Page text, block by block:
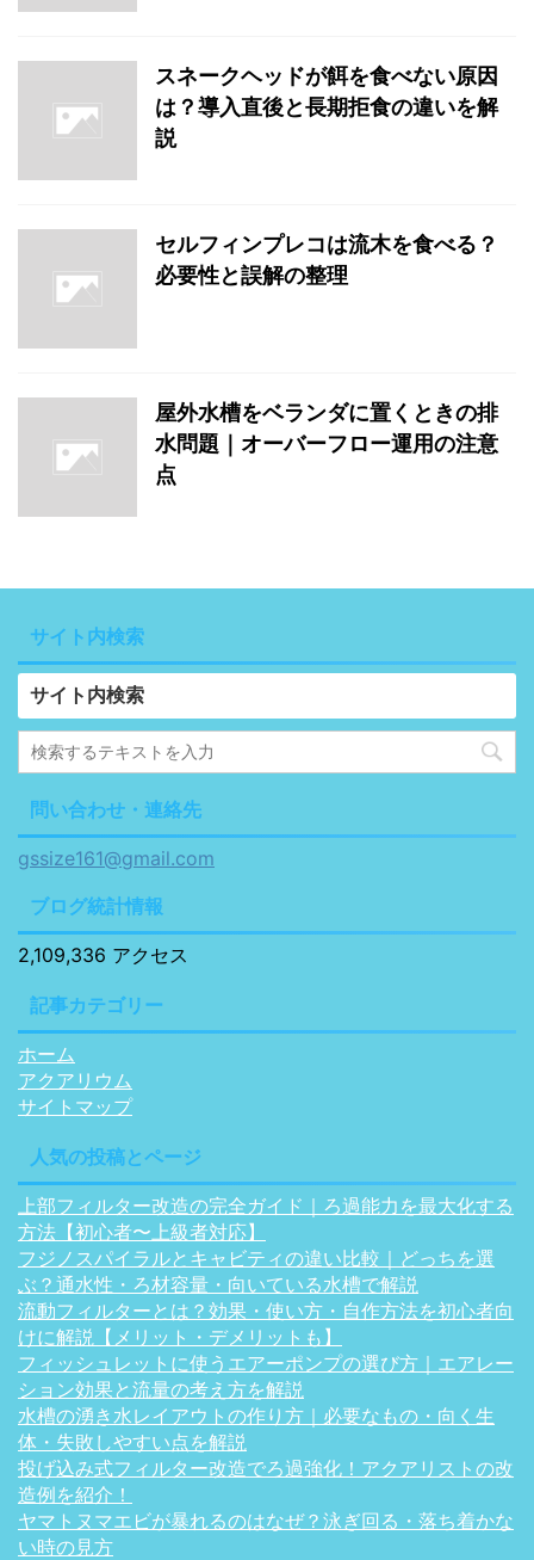
スネークヘッドが餌を食べない原因
は？導入直後と長期拒食の違いを解
説
セルフィンプレコは流木を食べる？
必要性と誤解の整理
屋外水槽をベランダに置くときの排
水問題｜オーバーフロー運用の注意
点
サイト内検索
サイト内検索
問い合わせ・連絡先
gssize161@gmail.com
ブログ統計情報
2,109,336 アクセス
記事カテゴリー
ホーム
アクアリウム
サイトマップ
人気の投稿とページ
上部フィルター改造の完全ガイド｜ろ過能力を最大化する
方法【初心者〜上級者対応】
フジノスパイラルとキャビティの違い比較｜どっちを選
ぶ？通水性・ろ材容量・向いている水槽で解説
流動フィルターとは？効果・使い方・自作方法を初心者向
けに解説【メリット・デメリットも】
フィッシュレットに使うエアーポンプの選び方｜エアレー
ション効果と流量の考え方を解説
水槽の湧き水レイアウトの作り方｜必要なもの・向く生
体・失敗しやすい点を解説
投げ込み式フィルター改造でろ過強化！アクアリストの改
造例を紹介！
ヤマトヌマエビが暴れるのはなぜ？泳ぎ回る・落ち着かな
い時の見方